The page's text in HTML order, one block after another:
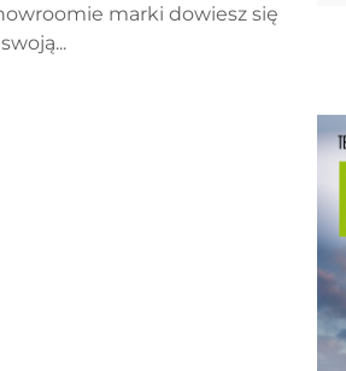
marki dowiesz się